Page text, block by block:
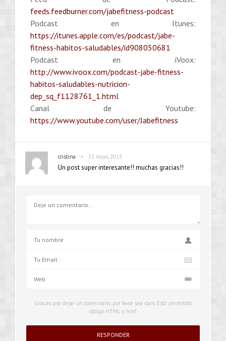
feeds.feedburner.com/jabefitness-podcast
Podcast en Itunes:
https://itunes.apple.com/es/podcast/jabe-
fitness-habitos-saludables/id908050681
Podcast en iVoox:
http://www.ivoox.com/podcast-jabe-fitness-
habitos-saludables-nutricion-
dep_sq_f1128761_1.html
Canal de Youtube:
https://www.youtube.com/user/Jabefitness
cristina • 31 mayo, 2013
Un post super interesante!! muchas gracias!!
Gracias por dejar un comentario, por favor sea claro. Está permitido
código HTML y href.